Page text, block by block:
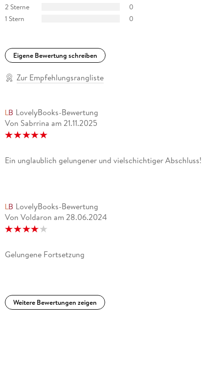
2 Sterne
0
1 Stern
0
Eigene Bewertung schreiben
Zur Empfehlungsrangliste
LovelyBooks-Bewertung
Von Sabrrina am 21.11.2025
Ein unglaublich gelungener und vielschichtiger Abschluss!
LovelyBooks-Bewertung
Von Voldaron am 28.06.2024
Gelungene Fortsetzung
Weitere Bewertungen zeigen